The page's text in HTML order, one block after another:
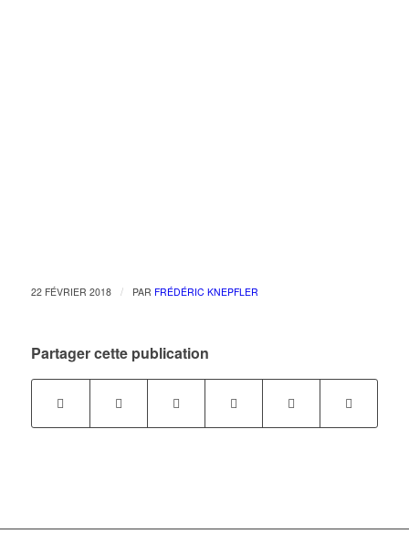
22 FÉVRIER 2018 / PAR FRÉDÉRIC KNEPFLER
Partager cette publication